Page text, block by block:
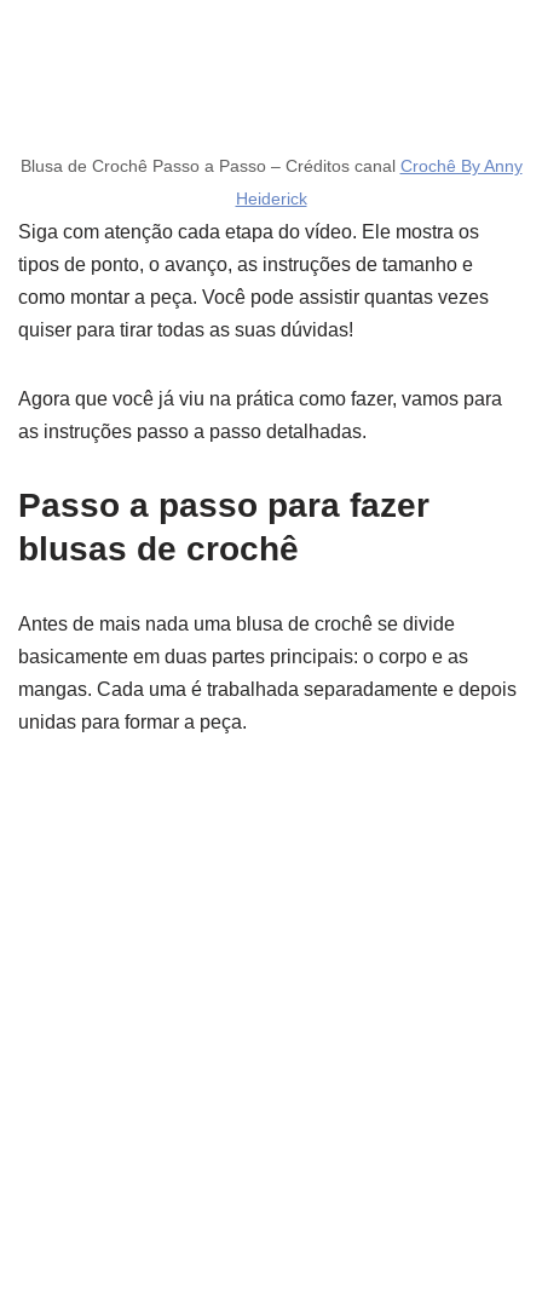
Blusa de Crochê Passo a Passo – Créditos canal Crochê By Anny
Heiderick
Siga com atenção cada etapa do vídeo. Ele mostra os
tipos de ponto, o avanço, as instruções de tamanho e
como montar a peça. Você pode assistir quantas vezes
quiser para tirar todas as suas dúvidas!
Agora que você já viu na prática como fazer, vamos para
as instruções passo a passo detalhadas.
Passo a passo para fazer
blusas de crochê
Antes de mais nada uma blusa de crochê se divide
basicamente em duas partes principais: o corpo e as
mangas. Cada uma é trabalhada separadamente e depois
unidas para formar a peça.